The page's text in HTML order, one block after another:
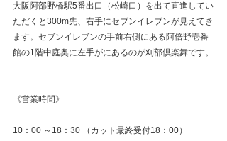
大阪阿部野橋駅5番出口（松崎口）を出て直進してい
ただくと300m先、右手にセブンイレブンが見えてき
ます。セブンイレブンの手前右側にある阿倍野壱番
館の1階中庭奥に左手がにあるのが刈部倶楽舞です。
《営業時間》
10：00 ～18：30 （カット最終受付18：00）